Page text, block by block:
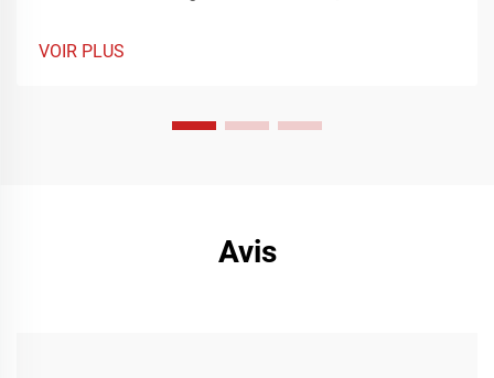
redéfinissent le paysage de la production industrielle. Ces
représentent un bond en avant significatif dans l'amélioration
VOIR PLUS
Avis